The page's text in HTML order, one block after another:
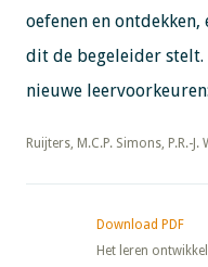
oefenen en
dit de begeleider
nieuwe
​​​​​​​Ruijters, M.C.P. Simons, P.R.-J.
Download PDF
Het leren